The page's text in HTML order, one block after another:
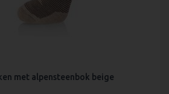
met alpensteenbok beige